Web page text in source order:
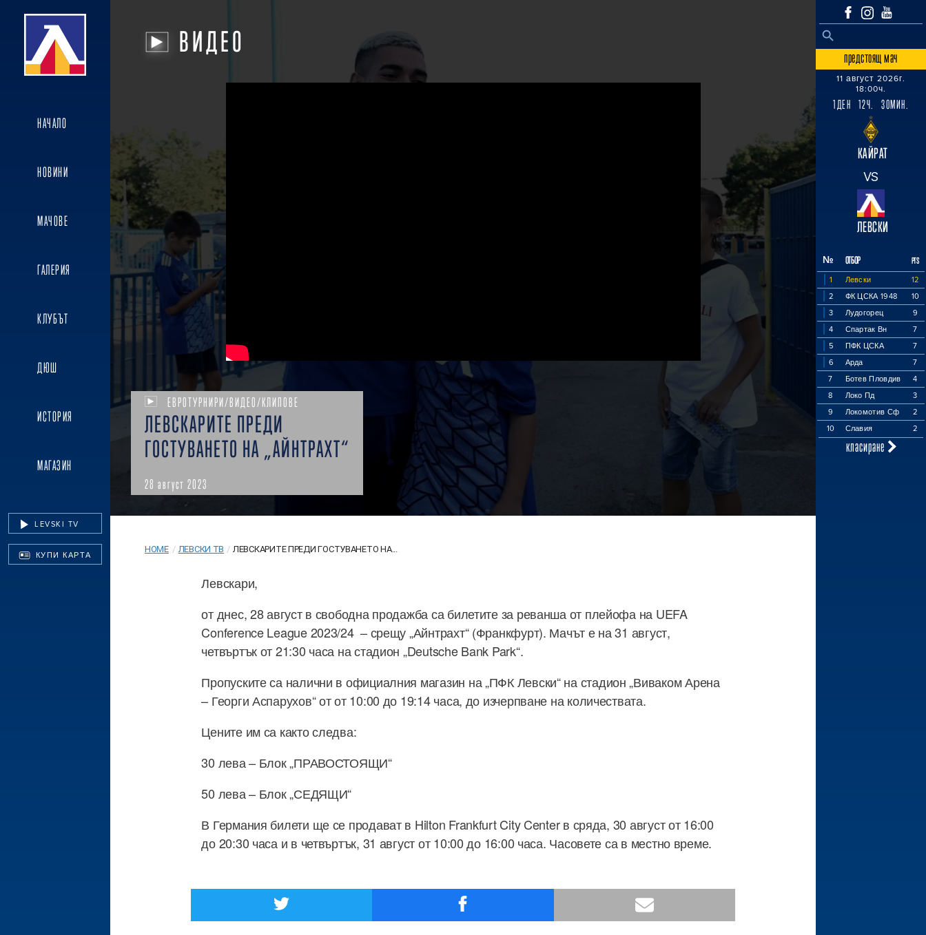
НАЧАЛО
НОВИНИ
МАЧОВЕ
ГАЛЕРИЯ
КЛУБЪТ
ДЮШ
ИСТОРИЯ
МАГАЗИН
LEVSKI TV
КУПИ КАРТА
Search
SEARCH BUTTON
предстоящ мач
11 август 2026г.
18:00ч.
1ДЕН 12Ч. 30МИН.
КАЙРАТ
VS
ЛЕВСКИ
№ ОТБОР PTS
1 Левски
12
2
ФК ЦСКА 1948
10
3
Лудогорец
9
4
Спартак Вн
7
5
ПФК ЦСКА
7
6
Арда
7
7
Ботев Пловдив
4
8
Локо Пд
3
9
Локомотив Сф
2
10
Славия 2
класиране
ВИДЕО
ЕВРОТУРНИРИ/ВИДЕО/КЛИПОВЕ
ЛЕВСКАРИТЕ ПРЕДИ
ГОСТУВАНЕТО НА „АЙНТРАХТ“
28 август 2023
HOME / ЛЕВСКИ ТВ / ЛЕВСКАРИТЕ ПРЕДИ ГОСТУВАНЕТО НА...
Левскари,
от днес, 28 август в свободна продажба са билетите за реванша от плейофа на UEFA
Conference League 2023/24 – срещу „Айнтрахт“ (Франкфурт). Мачът е на 31 август,
четвъртък от 21:30 часа на стадион „Deutsche Bank Park“.
Пропуските са налични в официалния магазин на „ПФК Левски“ на стадион „Виваком Арена
– Георги Аспарухов“ от от 10:00 до 19:14 часа, до изчерпване на количествата.
Цените им са както следва:
30 лева – Блок „ПРАВОСТОЯЩИ“
50 лева – Блок „СЕДЯЩИ“
В Германия билети ще се продават в Hilton Frankfurt City Center в сряда, 30 август от 16:00
до 20:30 часа и в четвъртък, 31 август от 10:00 до 16:00 часа. Часовете са в местно време.